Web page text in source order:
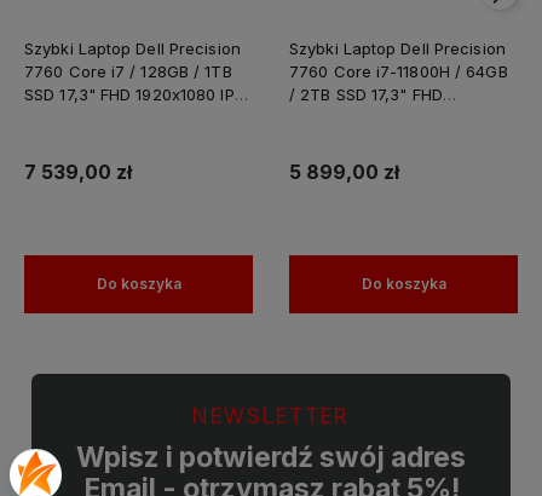
Szybki Laptop Dell Precision
7760 Core i7 / 128GB / 1TB
SSD 17,3" FHD 1920x1080 IPS
Laptop do Grafiki
Projektowania
7 539,00 zł
Do koszyka
Szybki Laptop Dell Precision
7760 Core i7-11800H / 64GB
/ 2TB SSD 17,3" FHD
11 PRO / Laptop do Grafiki
Projektowania
5 899,00 zł
Do koszyka
NEWSLETTER
Wpisz i potwierdź swój adres
Email - otrzymasz rabat 5%!